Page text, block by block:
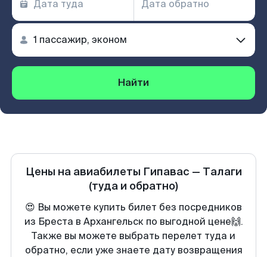
Найти
Цены на авиабилеты Гипавас — Талаги
(туда и обратно)
😍 Вы можете купить билет без посредников
из Бреста в Архангельск по выгодной цене🙌.
Также вы можете выбрать перелет туда и
обратно, если уже знаете дату возвращения